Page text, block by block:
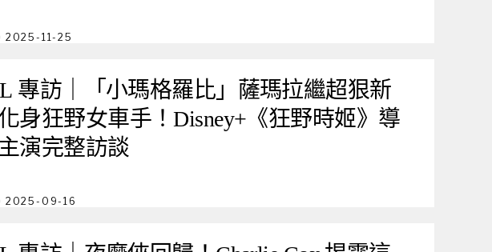
2025-11-25
專訪｜「小瑪格羅比」薩瑪拉繼超狠新
身狂野女車手！Disney+《狂野時姬》導
演完整訪談
2025-09-16